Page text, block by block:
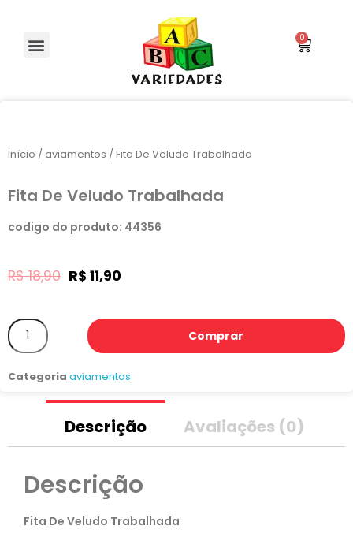
Início / aviamentos / Fita De Veludo Trabalhada
Fita De Veludo Trabalhada
codigo do produto: 44356
R$18,90 R$ 11,90
Comprar
Categoria aviamentos
Descrição Avaliações (0)
Descrição
Fita De Veludo Trabalhada